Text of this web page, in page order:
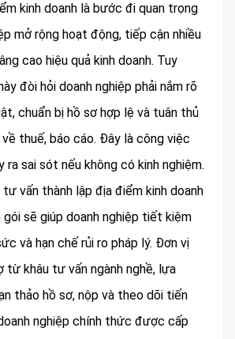
kinh doanh là bước đi quan trọng
mở rộng hoạt động, tiếp cận nhiều
cao hiệu quả kinh doanh. Tuy
đòi hỏi doanh nghiệp phải nắm rõ
chuẩn bị hồ sơ hợp lệ và tuân thủ
thuế, báo cáo. Đây là công việc
ra sai sót nếu không có kinh nghiệm.
vấn thành lập địa điểm kinh doanh
sẽ giúp doanh nghiệp tiết kiệm
và hạn chế rủi ro pháp lý. Đơn vị
từ khâu tư vấn ngành nghề, lựa
thảo hồ sơ, nộp và theo dõi tiến
nghiệp chính thức được cấp